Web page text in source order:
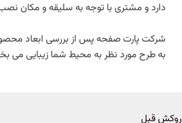
دارد و مشتری با توجه به سلیقه و مکان
شرکت پارت صفحه پس از بررسی ابعاد
به طرح مورد نظر به محیط شما زیبایی
روکش قبل